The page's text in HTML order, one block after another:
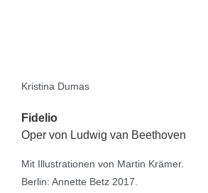
Kristina Dumas
Fidelio
Oper von Ludwig van Beethoven
Mit Illustrationen von Martin Krämer.
Berlin: Annette Betz 2017.